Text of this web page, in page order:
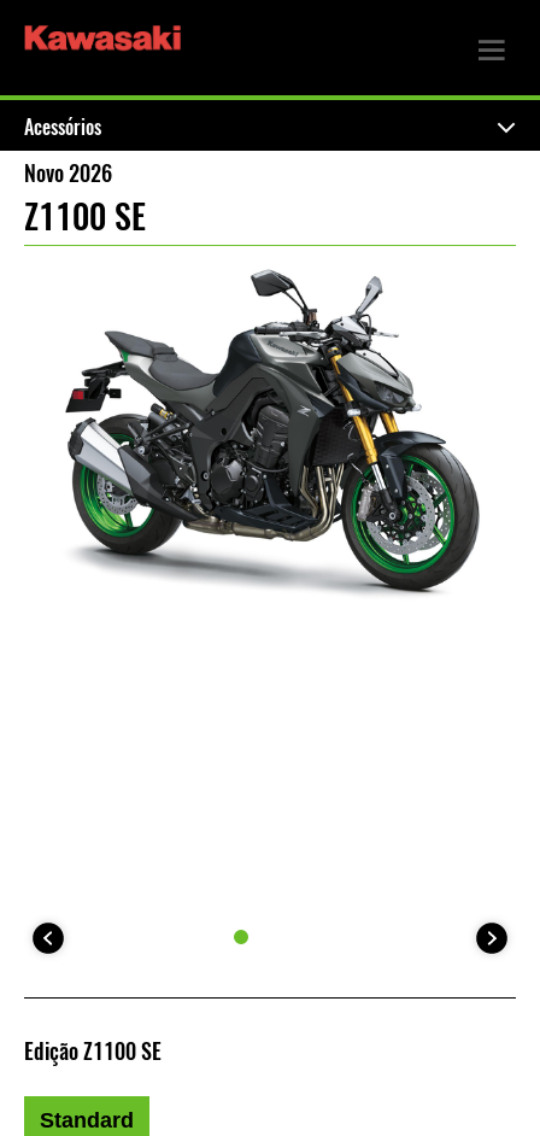
Acessórios
Novo 2026
Z1100 SE
Edição Z1100 SE
Standard